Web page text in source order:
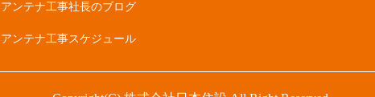
アンテナ工事社長のブログ
アンテナ工事スケジュール